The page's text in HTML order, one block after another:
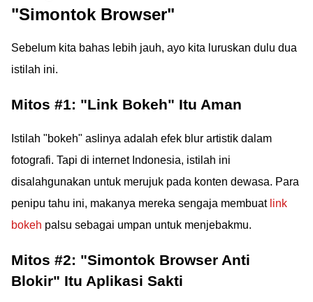
"Simontok Browser"
Sebelum kita bahas lebih jauh, ayo kita luruskan dulu dua
istilah ini.
Mitos #1: "Link Bokeh" Itu Aman
Istilah "bokeh" aslinya adalah efek blur artistik dalam
fotografi. Tapi di internet Indonesia, istilah ini
disalahgunakan untuk merujuk pada konten dewasa. Para
penipu tahu ini, makanya mereka sengaja membuat link
bokeh palsu sebagai umpan untuk menjebakmu.
Mitos #2: "Simontok Browser Anti
Blokir" Itu Aplikasi Sakti